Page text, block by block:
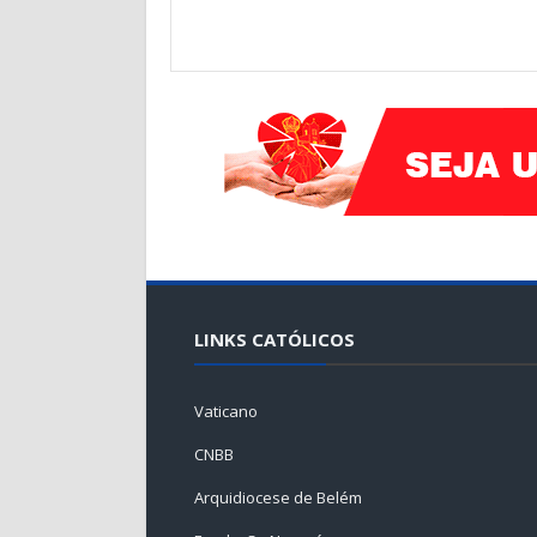
LINKS CATÓLICOS
Vaticano
CNBB
Arquidiocese de Belém